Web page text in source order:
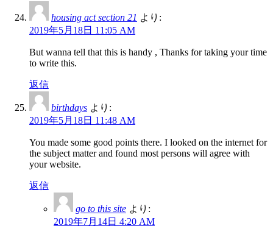
housing act section 21 より:
2019年5月18日 11:05 AM
But wanna tell that this is handy , Thanks for taking your time
to write this.
返信
birthdays より:
2019年5月18日 11:48 AM
You made some good points there. I looked on the internet for
the subject matter and found most persons will agree with
your website.
返信
go to this site より:
2019年7月14日 4:20 AM